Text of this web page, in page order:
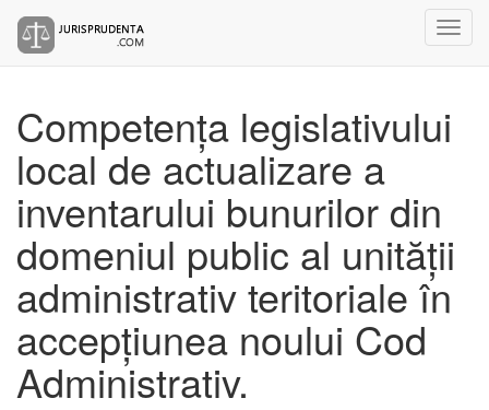
Competența legislativului
local de actualizare a
inventarului bunurilor din
domeniul public al unității
administrativ teritoriale în
accepțiunea noului Cod
Administrativ.